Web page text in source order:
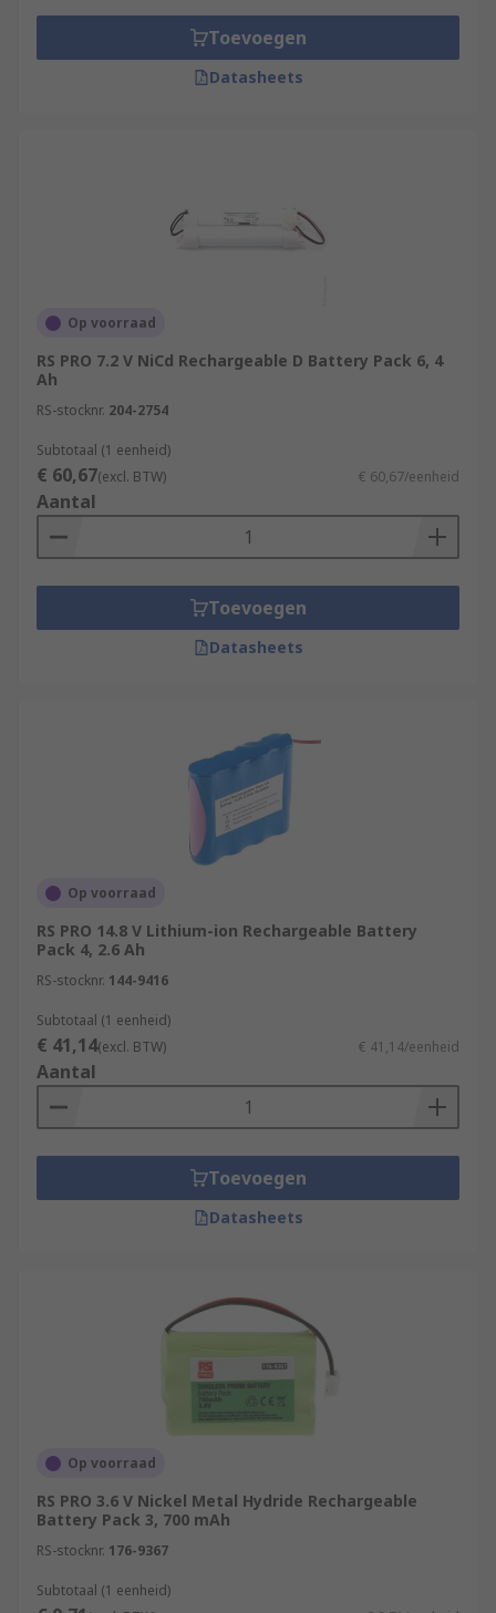
Digital cameras
Clocks
Toevoegen
Datasheets
Op voorraad
RS PRO 7.2 V NiCd Rechargeable D Battery Pack 6, 4
Ah
RS-stocknr. 204-2754
Subtotaal (1 eenheid)
€ 60,67(excl. BTW) € 60,67/eenheid
Aantal
Toevoegen
Datasheets
Op voorraad
RS PRO 14.8 V Lithium-ion Rechargeable Battery
Pack 4, 2.6 Ah
RS-stocknr. 144-9416
Subtotaal (1 eenheid)
€ 41,14(excl. BTW) € 41,14/eenheid
Aantal
Toevoegen
Datasheets
Op voorraad
RS PRO 3.6 V Nickel Metal Hydride Rechargeable
Battery Pack 3, 700 mAh
RS-stocknr. 176-9367
Subtotaal (1 eenheid)